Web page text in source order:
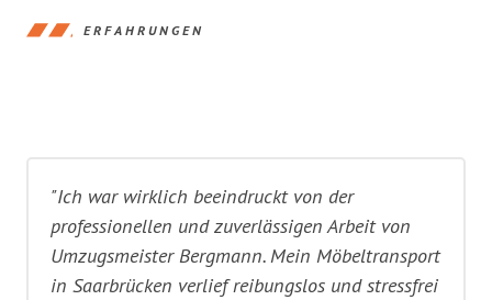
ERFAHRUNGEN
"Ich war wirklich beeindruckt von der
professionellen und zuverlässigen Arbeit von
Umzugsmeister Bergmann. Mein Möbeltransport
in Saarbrücken verlief reibungslos und stressfrei